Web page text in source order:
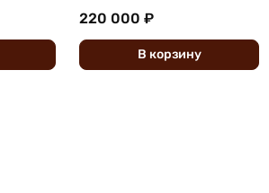
220 000 ₽
В корзину